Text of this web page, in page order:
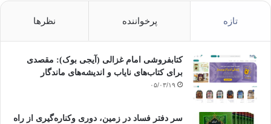
تازه پرخواننده نظرها
کتابفروشی امام غزالی (آیجی بوک): مقصدی
برای کتاب‌های نایاب و اندیشه‌های ماندگار
۰۵/۰۳/۱۹
سر دفتر فساد در زمین‌، دوری وکناره‌گیری از راه